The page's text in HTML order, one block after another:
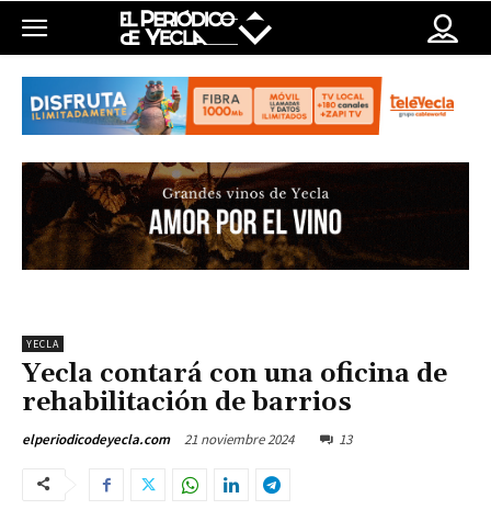
YECLA
Yecla contará con una oficina de
rehabilitación de barrios
elperiodicodeyecla.com 21 noviembre 2024 13